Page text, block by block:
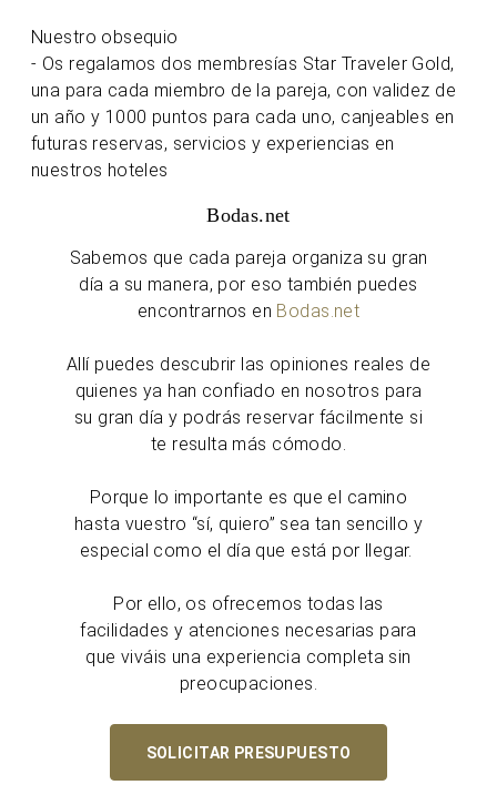
Nuestro obsequio
- Os regalamos dos membresías Star Traveler Gold,
una para cada miembro de la pareja, con validez de
un año y 1000 puntos para cada uno, canjeables en
futuras reservas, servicios y experiencias en
nuestros hoteles
Bodas.net
Sabemos que cada pareja organiza su gran
día a su manera, por eso también puedes
encontrarnos en Bodas.net
Allí puedes descubrir las opiniones reales de
quienes ya han confiado en nosotros para
su gran día y podrás reservar fácilmente si
te resulta más cómodo.
Porque lo importante es que el camino
hasta vuestro “sí, quiero” sea tan sencillo y
especial como el día que está por llegar.
Por ello, os ofrecemos todas las
facilidades y atenciones necesarias para
que viváis una experiencia completa sin
preocupaciones.
SOLICITAR PRESUPUESTO